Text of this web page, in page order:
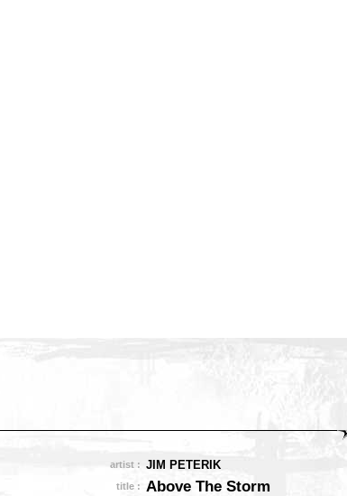
artist : JIM PETERIK
title : Above The Storm